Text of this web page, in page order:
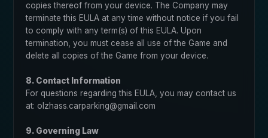
copies thereof from your device. The Company may
terminate this EULA at any time without notice if you fail
to comply with any term(s) of this EULA. Upon
termination, you must cease all use of the Game and
delete all copies of the Game from your device.
8. Contact Information
For questions regarding this EULA, you may contact us
at: olzhass.carparking@gmail.com
9. Governing Law